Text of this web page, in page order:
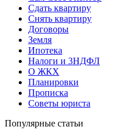
Сдать квартиру
Снять квартиру
Договоры
Земля
Ипотека
Налоги и 3НДФЛ
О ЖКХ
Планировки
Прописка
Советы юриста
Популярные статьи